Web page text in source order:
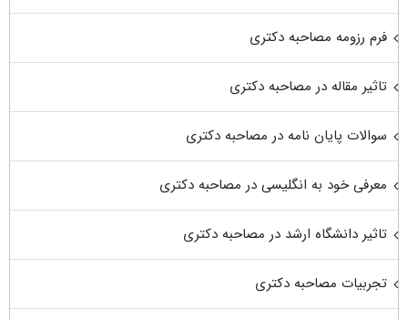
فرم رزومه مصاحبه دکتری
تاثیر مقاله در مصاحبه دکتری
سوالات پایان نامه در مصاحبه دکتری
معرفی خود به انگلیسی در مصاحبه دکتری
تاثیر دانشگاه ارشد در مصاحبه دکتری
تجربیات مصاحبه دکتری